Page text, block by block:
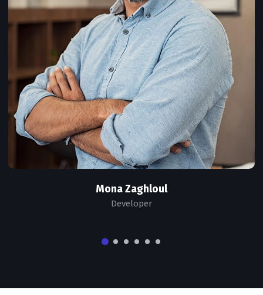
Mona Zaghloul
Developer